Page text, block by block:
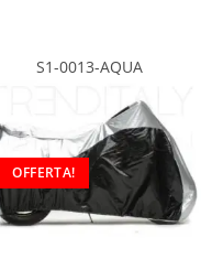
S1-0013-AQUA
OFFERTA!